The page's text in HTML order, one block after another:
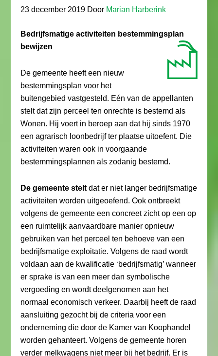
23 december 2019 Door Marian Harberink
Bedrijfsmatige activiteiten bestemmingsplan
bewijzen
De gemeente heeft een nieuw
bestemmingsplan voor het
buitengebied vastgesteld. Eén van de appellanten
stelt dat zijn perceel ten onrechte is bestemd als
Wonen. Hij voert in beroep aan dat hij sinds 1970
een agrarisch loonbedrijf ter plaatse uitoefent. Die
activiteiten waren ook in voorgaande
bestemmingsplannen als zodanig bestemd.
De gemeente stelt dat er niet langer bedrijfsmatige
activiteiten worden uitgeoefend. Ook ontbreekt
volgens de gemeente een concreet zicht op een op
een ruimtelijk aanvaardbare manier opnieuw
gebruiken van het perceel ten behoeve van een
bedrijfsmatige exploitatie. Volgens de raad wordt
voldaan aan de kwalificatie ‘bedrijfsmatig’ wanneer
er sprake is van een meer dan symbolische
vergoeding en wordt deelgenomen aan het
normaal economisch verkeer. Daarbij heeft de raad
aansluiting gezocht bij de criteria voor een
onderneming die door de Kamer van Koophandel
worden gehanteert. Volgens de gemeente horen
verder melkwagens niet meer bij het bedrijf. Er is